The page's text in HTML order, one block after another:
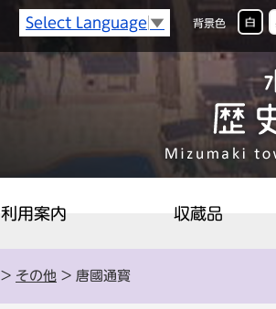
Select Language ▼ 背景色
利用案内 収蔵品
> その他 > 唐國通寳